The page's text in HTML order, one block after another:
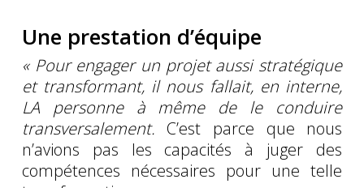
Une prestation d’équipe
« Pour engager un projet aussi stratégique
et transformant, il nous fallait, en interne,
LA personne à même de le conduire
transversalement. C’est parce que nous
n’avions pas les capacités à juger des
compétences nécessaires pour une telle